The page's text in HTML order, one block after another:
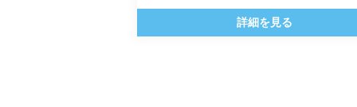
詳細を見る